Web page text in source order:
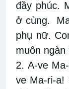
đầy phúc.
ở cùng.
phụ nữ.
muôn ngàn
2. A-ve
ve Ma-ri-a!